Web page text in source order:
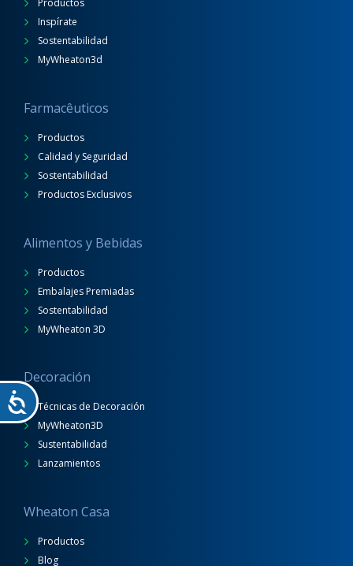
Productos
Inspírate
Sostentabilidad
MyWheaton3d
Farmacêuticos
Productos
Calidad y Seguridad
Sostentabilidad
Productos Exclusivos
Alimentos y Bebidas
Productos
Embalajes Premiadas
Sostentabilidad
MyWheaton 3D
Decoración
Técnicas de Decoración
MyWheaton3D
Sustentabilidad
Lanzamientos
Wheaton Casa
Productos
Blog